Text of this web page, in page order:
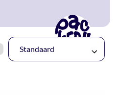
Standaard